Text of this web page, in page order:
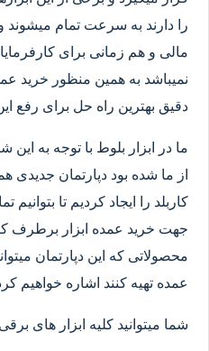
را دارند به سرعت تمام میشوند
مالی و هم زمانی برای
نمیباشد به همین منظور خرید
دقیق بهترین راه حل برای رفع
ما در ابزار بلوط با توجه به
از ما شده بود دپارتمان جدیدی
کاربلد را ایجاد کردیم تا بتوانیم
جهت خرید عمده ابزار برطرف
محصولاتی که این دپارتمان
عمده تهیه کنند اشاره خواهیم
شما میتوانید کلیه ابزار های